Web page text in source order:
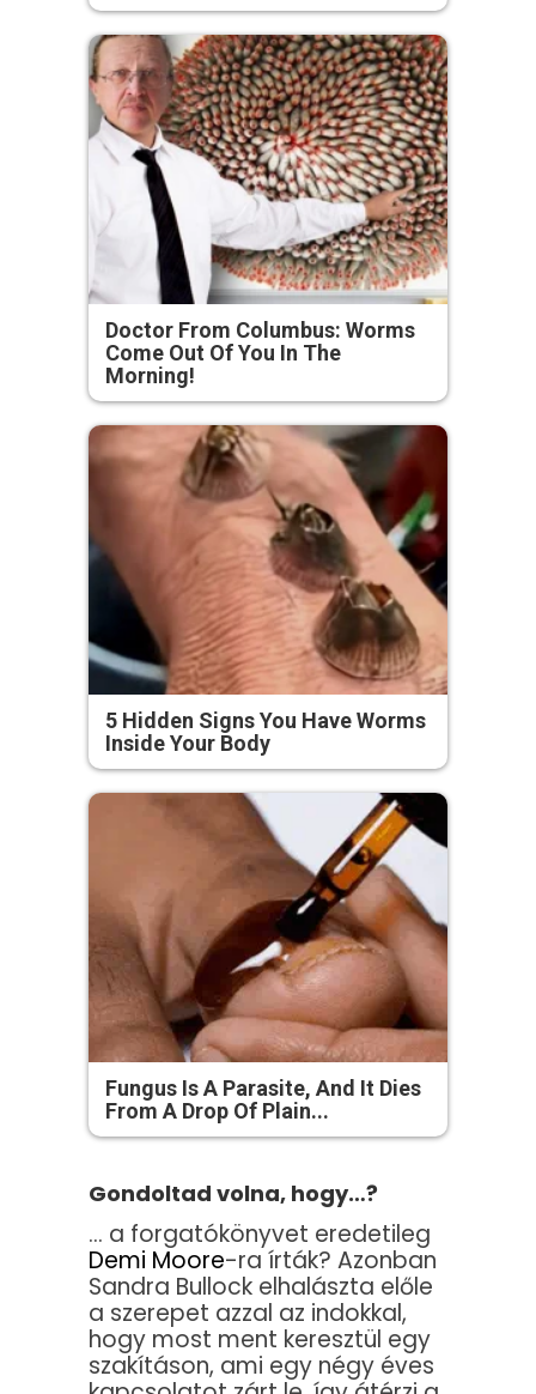
Doctor From Columbus: Worms
Come Out Of You In The
Morning!
5 Hidden Signs You Have Worms
Inside Your Body
Fungus Is A Parasite, And It Dies
From A Drop Of Plain...
Gondoltad volna, hogy…?
… a forgatókönyvet eredetileg
Demi Moore-ra írták? Azonban
Sandra Bullock elhalászta előle
a szerepet azzal az indokkal,
hogy most ment keresztül egy
szakításon, ami egy négy éves